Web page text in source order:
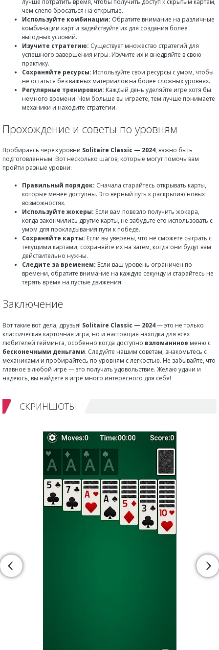
чем слепо бросаться на открытые.
Используйте комбинации: Обратите внимание на различные
комбинации карт и задействуйте их для создания более
выгодных условий.
Изучите стратегию: Существует множество стратегий для
успешного завершения игры. Изучите их и внедряйте в свою
практику.
Сохраняйте ресурсы: Используйте свои ресурсы с умом, чтобы
не остаться без важных материалов на более сложных уровнях.
Регулярные тренировки: Каждый день уделяйте игре хотя бы
немного времени. Чем больше вы играете, тем лучше понимаете
механики и находите стратегии.
Прохождение и советы по уровням
Пробираясь через уровни Solitaire Classic — 2024, важно быть
подготовленным. Вот несколько шагов, которые могут помочь вам
пройти разные уровни:
Правильный порядок: Сначала старайтесь открывать карты,
которые менее доступны. Это верный путь к раскрытию новых
возможностях.
Используйте жокеры: Если вам повезло получить жокера,
когда закончились другие карты, не забудьте его использовать с
умом для прокладывания пути к победе.
Сохраняйте карты: Если вы уверены, что не сможете сыграть с
текущими картами, сохраняйте их на затем, когда они будут вам
действительно нужны.
Следите за временем: Если ваш уровень ограничен по
времени, обратите внимание на каждую секунду и старайтесь не
терять время на пустые движения.
Заключение
Вот такие вот дела, друзья! Solitaire Classic — 2024— это не только
классическая карточная игра, но и настоящая находка для всех
любителей гейминга, особенно когда доступно взломаннное меню с
бесконечными деньгами. Следуйте нашим советам, знакомьтесь с
механиками и пробирайтесь по уровням с легкостью. Не забывайте, что
главное в любой игре — это получать удовольствие. Желаю удачи и
надеюсь, вы найдете в игре много интересного для себя!
СКРИНШОТЫ